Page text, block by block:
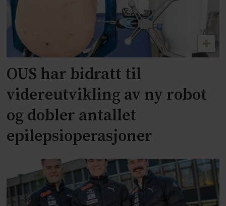
OUS har bidratt til
videreutvikling av ny robot
og dobler antallet
epilepsioperasjoner